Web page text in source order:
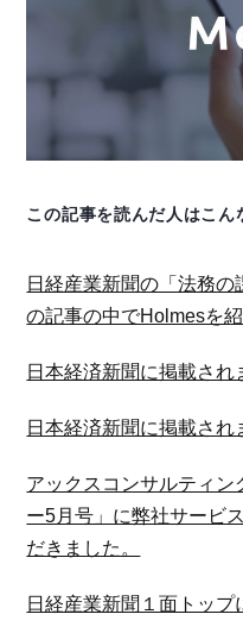
この記事を読んだ人はこん
日経産業新聞の「法務
の記事の中でHolmesを
日本経済新聞に掲載され
日本経済新聞に掲載され
アックスコンサルティン
ー5月号」に弊社サービ
だきました。
日経産業新聞１面トップ